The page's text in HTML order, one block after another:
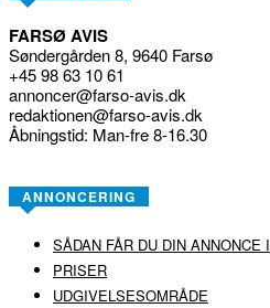
FARSØ AVIS
Søndergården 8, 9640 Farsø
+45 98 63 10 61
annoncer@farso-avis.dk
redaktionen@farso-avis.dk
Åbningstid: Man-fre 8-16.30
ANNONCERING
SÅDAN FÅR DU DIN ANNONCE I
PRISER
UDGIVELSESOMRÅDE